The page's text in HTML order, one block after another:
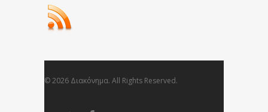
© 2026 Διακόνημα. All Rights Reserved.